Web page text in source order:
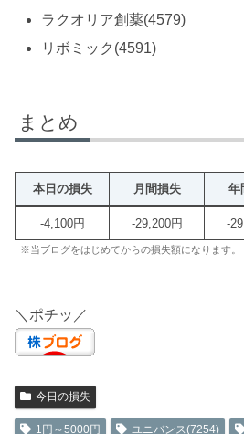
ラクオリア創薬(4579)
リボミック(4591)
まとめ
本日の損失 月間損失 年
-4,100円 -29,200円 -
※当ブログをはじめてからの損失額になります。
＼ポチッ／
今日の損失
1円～5000円 ユニバンス(7254)